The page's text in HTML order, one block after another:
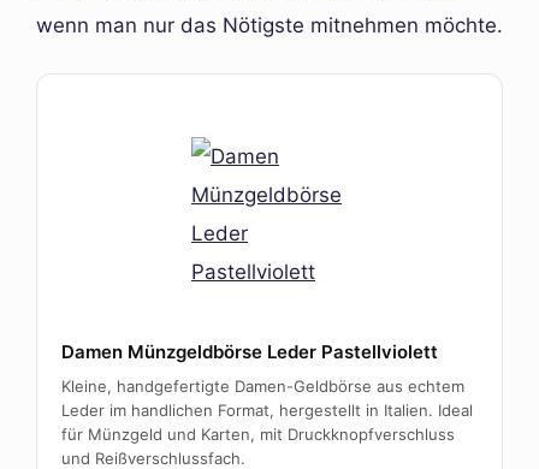
wenn man nur das Nötigste mitnehmen möchte.
Damen Münzgeldbörse Leder Pastellviolett
Kleine, handgefertigte Damen-Geldbörse aus echtem
Leder im handlichen Format, hergestellt in Italien. Ideal
für Münzgeld und Karten, mit Druckknopfverschluss
und Reißverschlussfach.